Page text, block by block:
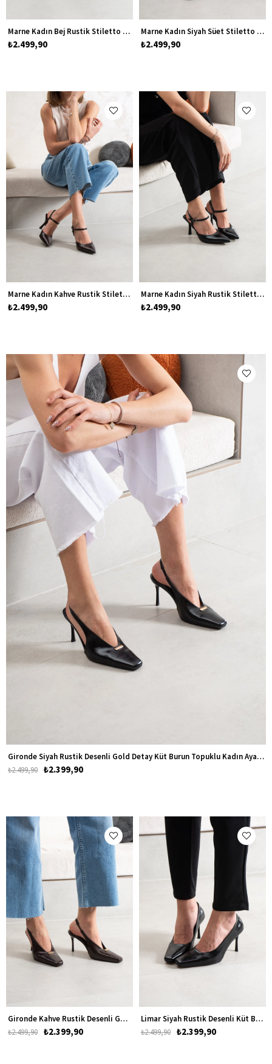
Marne Kadın Bej Rustik Stiletto Topuklu Ayakkabı
₺2.499,90
Marne Kadın Siyah Süet Stiletto Topuklu Ayakkabı
₺2.499,90
Marne Kadın Kahve Rustik Stiletto Topuklu Ayakkabı
₺2.499,90
Marne Kadın Siyah Rustik Stiletto Topuklu Ayakkabı
₺2.499,90
Gironde Siyah Rustik Desenli Gold Detay Küt Burun Topuklu Kadın Ayakkabı
₺2.399,90
₺2.499,90
Gironde Kahve Rustik Desenli Gold Detay Küt Burun Topuklu Kadın Ayakkabı
₺2.399,90
₺2.499,90
Limar Siyah Rustik Desenli Küt Burun Topuklu Kadın Ayakkabı
₺2.399,90
₺2.499,90